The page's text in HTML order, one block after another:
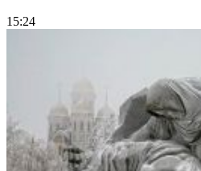
15:24